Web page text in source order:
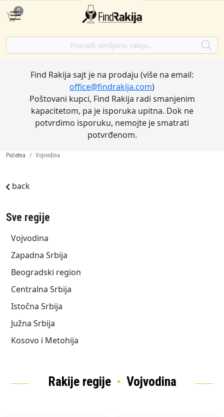
Find Rakija sajt je na prodaju (više na email:
office@findrakija.com)
Poštovani kupci, Find Rakija radi smanjenim
kapacitetom, pa je isporuka upitna. Dok ne
potvrdimo isporuku, nemojte je smatrati
potvrđenom.
0
Početna Vojvodina
back
Sve regije
Vojvodina
Zapadna Srbija
Beogradski region
Centralna Srbija
Istočna Srbija
Južna Srbija
Kosovo i Metohija
Rakije regije Vojvodina